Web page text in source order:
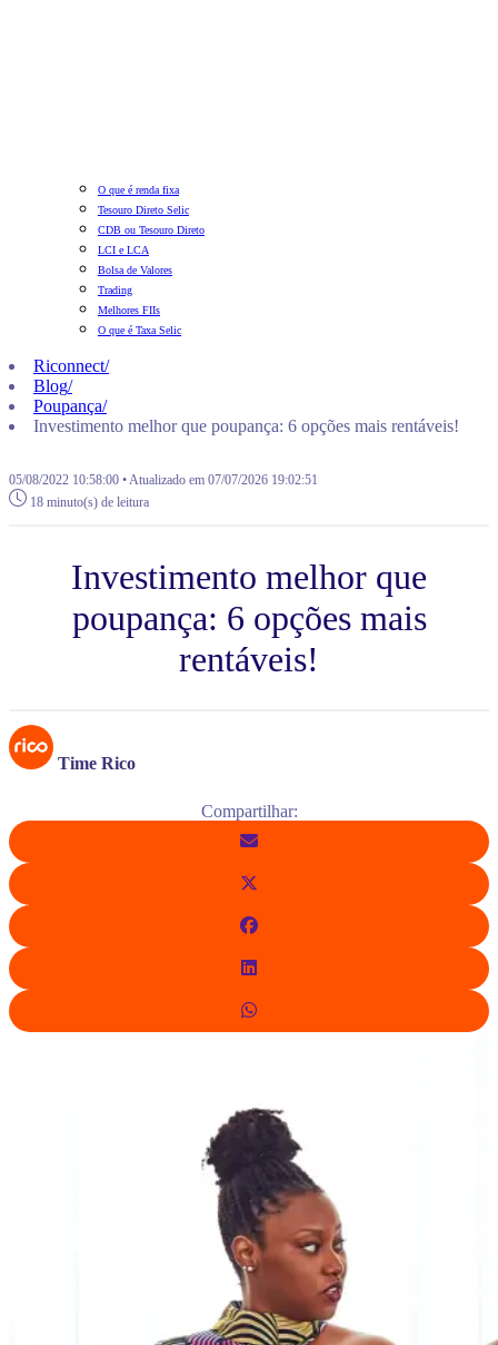
O que é renda fixa
Tesouro Direto Selic
CDB ou Tesouro Direto
LCI e LCA
Bolsa de Valores
Trading
Melhores FIIs
O que é Taxa Selic
Riconnect/
Blog/
Poupança/
Investimento melhor que poupança: 6 opções mais rentáveis!
05/08/2022 10:58:00 • Atualizado em 07/07/2026 19:02:51
18 minuto(s) de leitura
Investimento melhor que
poupança: 6 opções mais
rentáveis!
Time Rico
Compartilhar: